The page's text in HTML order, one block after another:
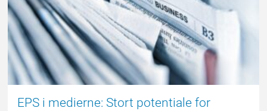
EPS i medierne: Stort potentiale for